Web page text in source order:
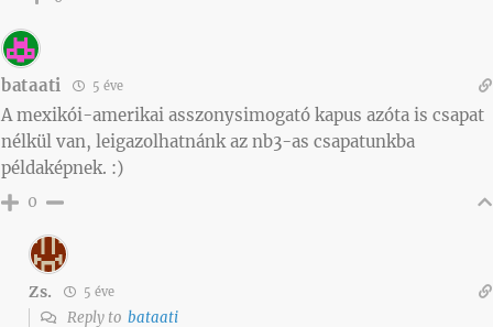
bataati 5 éve
A mexikói-amerikai asszonysimogató kapus azóta is csapat
nélkül van, leigazolhatnánk az nb3-as csapatunkba
példaképnek. :)
0
Zs. 5 éve
Reply to bataati